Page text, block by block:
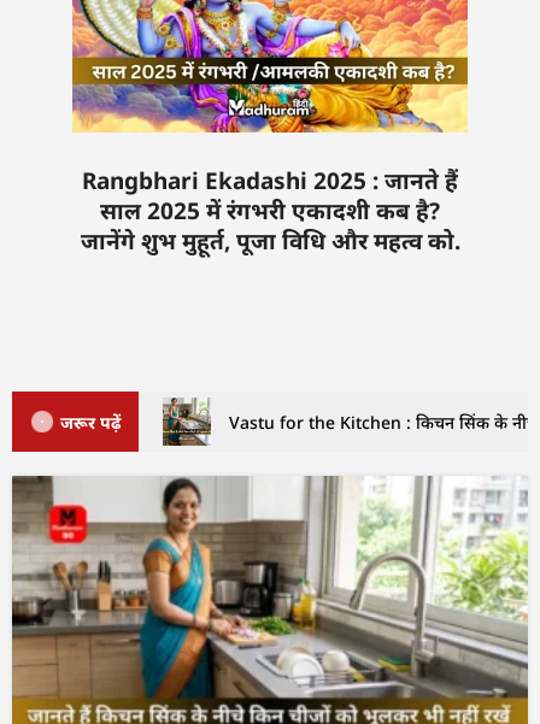
Rangbhari Ekadashi 2025 : जानते हैं
साल 2025 में रंगभरी एकादशी कब है?
जानेंगे शुभ मुहूर्त, पूजा विधि और महत्व को.
जरूर पढ़ें Vastu for the Kitchen : किचन सिंक के नीचे